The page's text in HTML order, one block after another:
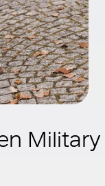
Military